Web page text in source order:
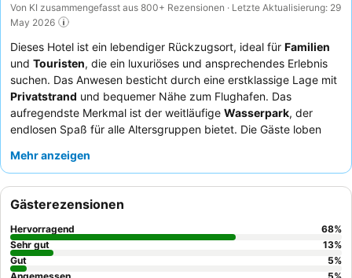
Von KI zusammengefasst aus 800+ Rezensionen · Letzte Aktualisierung: 29
May 2026
Dieses Hotel ist ein lebendiger Rückzugsort, ideal für Familien
und Touristen, die ein luxuriöses und ansprechendes Erlebnis
suchen. Das Anwesen besticht durch eine erstklassige Lage mit
Privatstrand und bequemer Nähe zum Flughafen. Das
aufregendste Merkmal ist der weitläufige Wasserpark, der
endlosen Spaß für alle Altersgruppen bietet. Die Gäste loben
außergewöhnliche
Snackoptionen. Für einen wirklich entspannenden Aufenthalt
empfiehlt sich ein Zimmer mit Gartenblick für ein ruhigeres
Ambiente.
Mehr anzeigen
Gästerezensionen
Hervorragend 68%
Sehr gut
13%
Gut
5%